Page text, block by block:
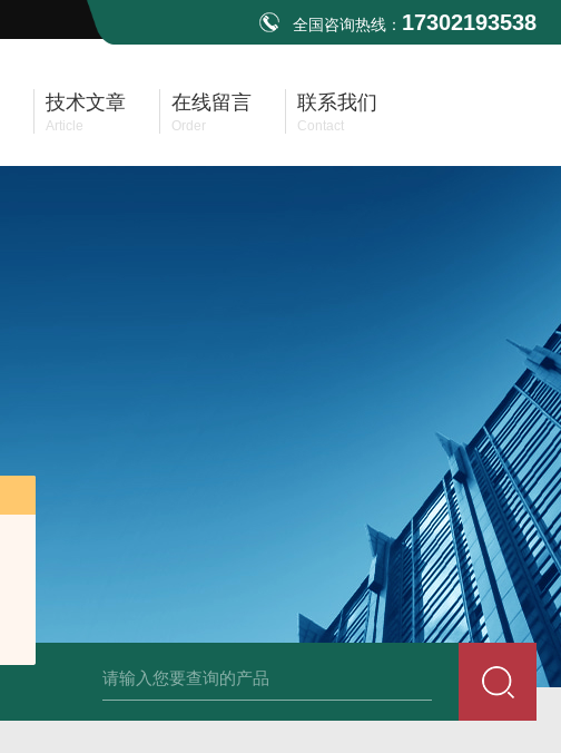
全国咨询热线： 17302193538
技术文章
Article
在线留言
Order
联系我们
Contact
斑马鱼白介素12BELISA试剂盒发货及时 兔载脂蛋白B（apo-B）